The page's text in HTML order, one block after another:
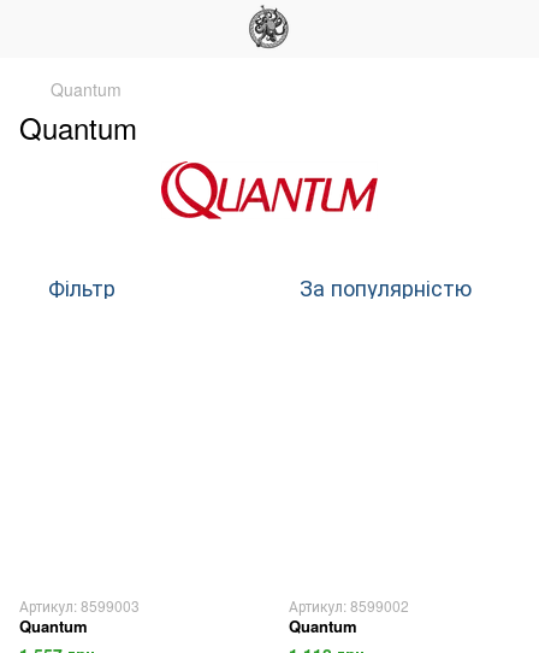
Quantum
Quantum
Фільтр За популярністю
Артикул: 8599003
Quantum
Артикул: 8599002
Quantum